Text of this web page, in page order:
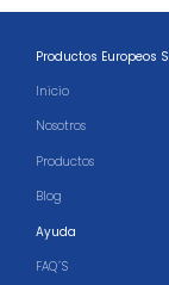
Productos Europeos
Inicio
Nosotros
Productos
Blog
Ayuda
FAQ´S